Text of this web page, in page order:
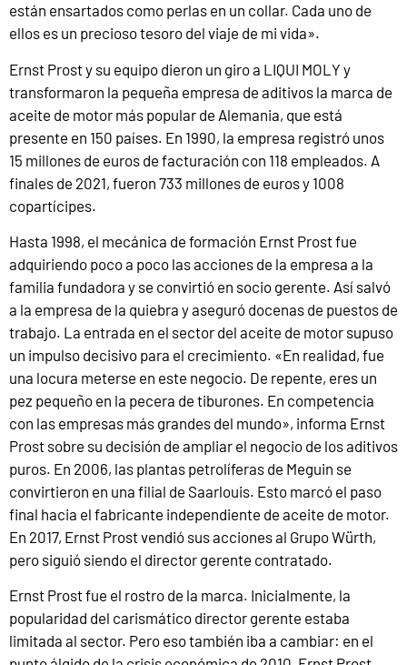
están ensartados como perlas en un collar. Cada uno de
ellos es un precioso tesoro del viaje de mi vida».
Ernst Prost y su equipo dieron un giro a LIQUI MOLY y
transformaron la pequeña empresa de aditivos la marca de
aceite de motor más popular de Alemania, que está
presente en 150 países. En 1990, la empresa registró unos
15 millones de euros de facturación con 118 empleados. A
finales de 2021, fueron 733 millones de euros y 1008
copartícipes.
Hasta 1998, el mecánica de formación Ernst Prost fue
adquiriendo poco a poco las acciones de la empresa a la
familia fundadora y se convirtió en socio gerente. Así salvó
a la empresa de la quiebra y aseguró docenas de puestos de
trabajo. La entrada en el sector del aceite de motor supuso
un impulso decisivo para el crecimiento. «En realidad, fue
una locura meterse en este negocio. De repente, eres un
pez pequeño en la pecera de tiburones. En competencia
con las empresas más grandes del mundo», informa Ernst
Prost sobre su decisión de ampliar el negocio de los aditivos
puros. En 2006, las plantas petrolíferas de Meguin se
convirtieron en una filial de Saarlouis. Esto marcó el paso
final hacia el fabricante independiente de aceite de motor.
En 2017, Ernst Prost vendió sus acciones al Grupo Würth,
pero siguió siendo el director gerente contratado.
Ernst Prost fue el rostro de la marca. Inicialmente, la
popularidad del carismático director gerente estaba
limitada al sector. Pero eso también iba a cambiar: en el